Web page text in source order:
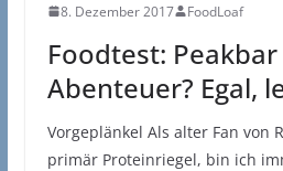
8. Dezember 2017 FoodLoaf
Foodtest: Peakbar
Abenteuer? Egal,
Vorgeplänkel Als alter Fan von
primär Proteinriegel, bin ich